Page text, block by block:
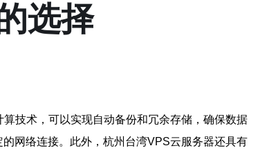
选择
技术，可以实现自动备份和冗余存储，确保数据
网络连接。此外，杭州台湾VPS云服务器还具有